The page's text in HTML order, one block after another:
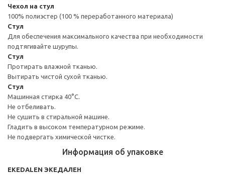
Чехол на стул
100% полиэстер (100 % переработанного материала)
Стул
Для обеспечения максимального качества при необходимости
подтягивайте шурупы.
Стул
Протирать влажной тканью.
Вытирать чистой сухой тканью.
Стул
Машинная стирка 40°С.
Не отбеливать.
Не сушить в стиральной машине.
Гладить в высоком температурном режиме.
Не подвергать химической чистке.
Информация об упаковке
EKEDALEN ЭКЕДАЛЕН